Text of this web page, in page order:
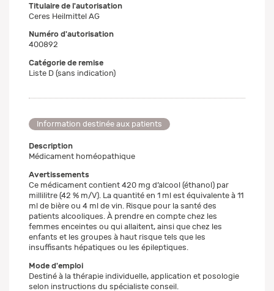
Titulaire de l'autorisation
Ceres Heilmittel AG
Numéro d'autorisation
400892
Catégorie de remise
Liste D (sans indication)
Information destinée aux patients
Description
Médicament homéopathique
Avertissements
Ce médicament contient 420 mg d’alcool (éthanol) par
millilitre (42 % m/V). La quantité en 1 ml est équivalente à 11
ml de bière ou 4 ml de vin. Risque pour la santé des
patients alcooliques. À prendre en compte chez les
femmes enceintes ou qui allaitent, ainsi que chez les
enfants et les groupes à haut risque tels que les
insuffisants hépatiques ou les épileptiques.
Mode d'emploi
Destiné à la thérapie individuelle, application et posologie
selon instructions du spécialiste conseil.